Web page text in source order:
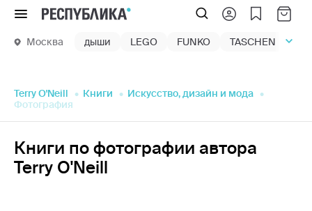
Меню
Москва дыши LEGO FUNKO TASCHEN
Terry O'Neill Книги
Искусство, дизайн и мода
Фотография
Книги по фотографии автора
Terry O'Neill